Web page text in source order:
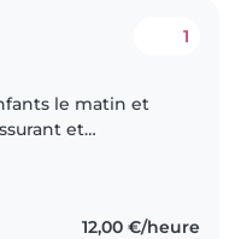
1
le matin et
et
12,00 €/heure